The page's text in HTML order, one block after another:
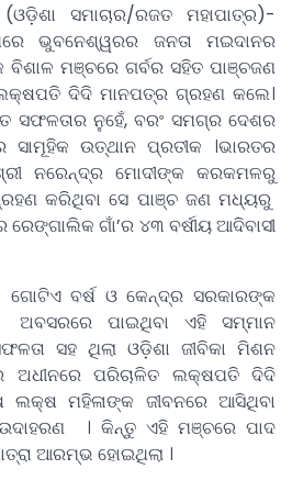
ସମାଚାର/ରଜତ ମହାପାତ୍ର)-
ଭୁବନେଶ୍ୱରର ଜନତା ମଇଦାନର
ମଞ୍ଚରେ ଗର୍ବର ସହିତ ପାଞ୍ଚଜଣ
ଦିଦି ମାନପତ୍ର ଗ୍ରହଣ କଲେ।
ନୁହେଁ, ବରଂ ସମଗ୍ର ଦେଶର
ସାମୂହିକ ଉତ୍ଥାନ ପ୍ରତୀକ ।ଭାରତର
ନରେନ୍ଦ୍ର ମୋଦୀଙ୍କ କରକମଳରୁ
କରିଥିବା ସେ ପାଞ୍ଚ ଜଣ ମଧ୍ୟରୁ
ଗାଁ’ର ୪୩ ବର୍ଷୀୟ ଆଦିବାସୀ
ଗୋଟିଏ ବର୍ଷ ଓ କେନ୍ଦ୍ର ସରକାରଙ୍କ
ଅବସରରେ ପାଇଥିବା ଏହି ସମ୍ମାନ
ସହ ଥିଲା ଓଡ଼ିଶା ଜୀବିକା ମିଶନ
ଅଧୀନରେ ପରିଚାଳିତ ଲକ୍ଷପତି ଦିଦି
ମହିଳାଙ୍କ ଜୀବନରେ ଆସିଥିବା
। କିନ୍ତୁ ଏହି ମଞ୍ଚରେ ପାଦ
ଆରମ୍ଭ ହୋଇଥିଲା ।